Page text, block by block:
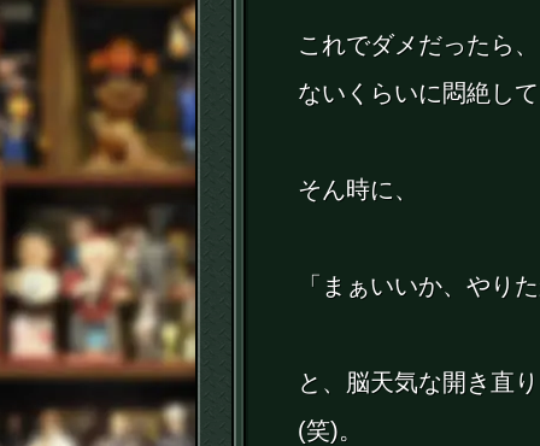
これでダメだったら
ないくらいに悶絶し
そん時に、
「まぁいいか、やり
と、脳天気な開き直
(笑)。